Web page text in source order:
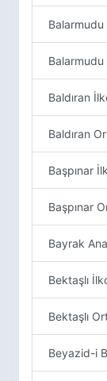
Baldıran
Baldıran
Başpınar
Başpınar
Bayrak
Bektaşlı
Bektaşlı
Beyazid-i